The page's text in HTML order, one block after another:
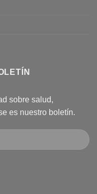
sobre salud,
es nuestro boletín.